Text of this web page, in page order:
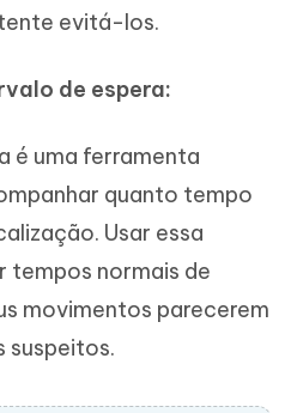
evitá-los.
de espera:
é uma ferramenta
quanto tempo
Usar essa
tempos normais de
movimentos parecerem
suspeitos.